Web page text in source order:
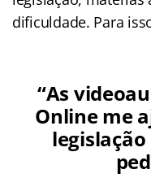
dificuldade. Para
“As
Online me